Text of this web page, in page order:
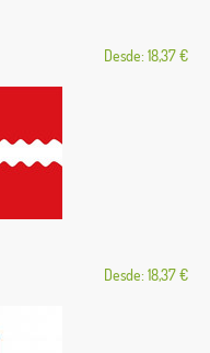
Desde: 18,37 €
Desde: 18,37 €